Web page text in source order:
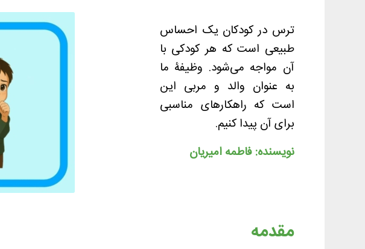
ترس در کودکان یک احساس
طبیعی است که هر کودکی با
آن مواجه می‌شود. وظیفۀ ما
به عنوان والد و مربی این
است که راهکارهای مناسبی
برای آن پیدا کنیم.
نویسنده: فاطمه امیریان
مقدمه